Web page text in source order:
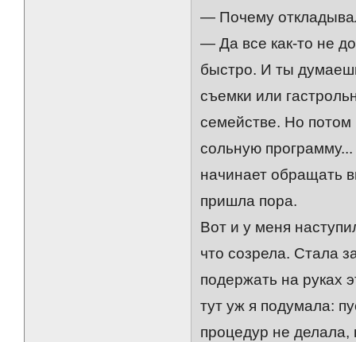
— Почему
— Да все как-то не
быстро. И ты
съемки или
семействе. Но потом
сольную
начинает обращать
пришла пора.
Вот и у меня
что созрела. Стала
подержать на руках
тут уж я подумала:
процедур не